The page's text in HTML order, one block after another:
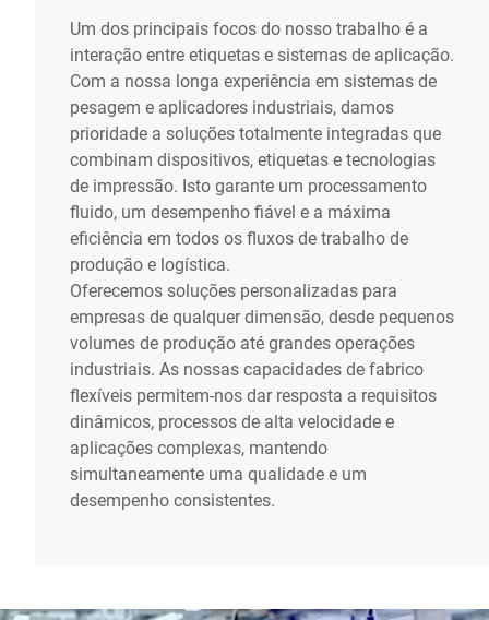
Um dos principais focos do nosso trabalho é a
interação entre etiquetas e sistemas de aplicação.
Com a nossa longa experiência em sistemas de
pesagem e aplicadores industriais, damos
prioridade a soluções totalmente integradas que
combinam dispositivos, etiquetas e tecnologias
de impressão. Isto garante um processamento
fluido, um desempenho fiável e a máxima
eficiência em todos os fluxos de trabalho de
produção e logística.
Oferecemos soluções personalizadas para
empresas de qualquer dimensão, desde pequenos
volumes de produção até grandes operações
industriais. As nossas capacidades de fabrico
flexíveis permitem-nos dar resposta a requisitos
dinâmicos, processos de alta velocidade e
aplicações complexas, mantendo
simultaneamente uma qualidade e um
desempenho consistentes.